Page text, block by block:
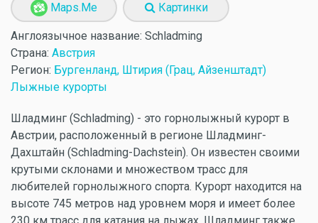
Maps.Me Картинки
Англоязычное название: Schladming
Страна: Австрия
Регион: Бургенланд, Штирия (Грац, Айзенштадт)
Лыжные курорты
Шладминг (Schladming) - это горнолыжный курорт в
Австрии, расположенный в регионе Шладминг-
Дахштайн (Schladming-Dachstein). Он известен своими
крутыми склонами и множеством трасс для
любителей горнолыжного спорта. Курорт находится на
высоте 745 метров над уровнем моря и имеет более